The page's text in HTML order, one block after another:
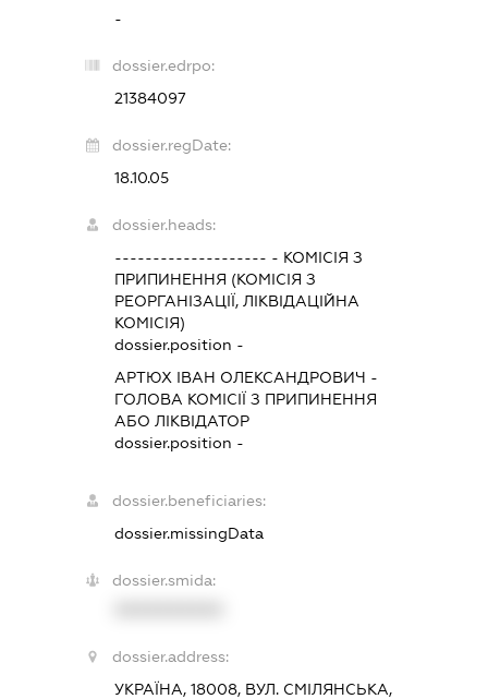
-
dossier.edrpo:
21384097
dossier.regDate:
18.10.05
dossier.heads:
-------------------- - КОМІСІЯ З
ПРИПИНЕННЯ (КОМІСІЯ З
РЕОРГАНІЗАЦІЇ, ЛІКВІДАЦІЙНА
КОМІСІЯ)
dossier.position -
АРТЮХ ІВАН ОЛЕКСАНДРОВИЧ -
ГОЛОВА КОМІСІЇ З ПРИПИНЕННЯ
АБО ЛІКВІДАТОР
dossier.position -
dossier.beneficiaries:
dossier.missingData
dossier.smida:
dossier.address:
УКРАЇНА, 18008, ВУЛ. СМІЛЯНСЬКА,